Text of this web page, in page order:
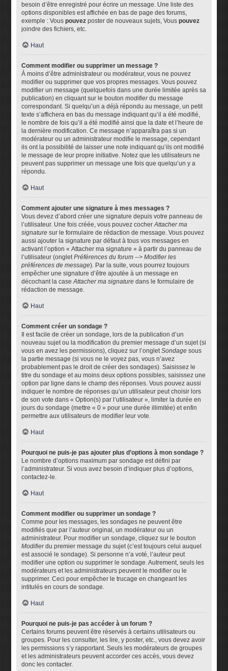
besoin d’être enregistré pour écrire un message. Une liste des
options disponibles est affichée en bas de page des forums,
exemple : Vouspouvez poster de nouveaux sujets, Vouspouvez
joindre des fichiers, etc.
Haut
Comment modifier ou supprimer un message ?
À moins d’être administrateur ou modérateur, vous ne pouvez
modifier ou supprimer que vos propres messages. Vous pouvez
modifier un message (quelquefois dans une durée limitée après sa
publication) en cliquant sur le boutonmodifierdu message
correspondant. Si quelqu’un a déjà répondu au message, un petit
texte s’affichera en bas du message indiquant qu’il a été modifié,
le nombre de fois qu’il a été modifié ainsi que la date et l’heure de
la dernière modification. Ce message n’apparaîtra pas si un
modérateur ou un administrateur modifie le message, cependant
ils ont la possibilité de laisser une note indiquant qu’ils ont modifié
le message de leur propre initiative. Notez que les utilisateurs ne
peuvent pas supprimer un message une fois que quelqu’un y a
répondu.
Haut
Comment ajouter une signature à mes messages ?
Vous devez d’abord créer une signature depuis votre panneau de
l’utilisateur. Une fois créée, vous pouvez cocherAttacher ma
signature sur le formulaire de rédaction de message. Vous pouvez
aussi ajouter la signature par défaut à tous vos messages en
activant l’option « Attacher ma signature » à partir du panneau de
l’utilisateur (ongletPréférences du forum --> Modifier les
préférences de message). Par la suite, vous pourrez toujours
empêcher une signature d’être ajoutée à un message en
décochant la caseAttacher ma signature dans le formulaire de
rédaction de message.
Haut
Comment créer un sondage ?
Il est facile de créer un sondage, lors de la publication d’un
nouveau sujet ou la modification du premier message d’un sujet (si
vous en avez les permissions), cliquez sur l’ongletSondage sous
la partie message (si vous ne le voyez pas, vous n’avez
probablement pas le droit de créer des sondages). Saisissez le
titre du sondage et au moins deux options possibles, saisissez une
option par ligne dans le champ des réponses. Vous pouvez aussi
indiquer le nombre de réponses qu’un utilisateur peut choisir lors
de son vote dans « Option(s) par l’utilisateur », limiter la durée en
jours du sondage (mettre « 0 » pour une durée illimitée) et enfin
permettre aux utilisateurs de modifier leur vote.
Haut
Pourquoi ne puis-je pas ajouter plus d’options à mon sondage ?
Le nombre d’options maximum par sondage est défini par
l’administrateur. Si vous avez besoin d’indiquer plus d’options,
contactez-le.
Haut
Comment modifier ou supprimer un sondage ?
Comme pour les messages, les sondages ne peuvent être
modifiés que par l’auteur original, un modérateur ou un
administrateur. Pour modifier un sondage, cliquez sur le bouton
Modifierdu premier message du sujet (c’est toujours celui auquel
est associé le sondage). Si personne n’a voté, l’auteur peut
modifier une option ou supprimer le sondage. Autrement, seuls les
modérateurs et les administrateurs peuvent le modifier ou le
supprimer. Ceci pour empêcher le trucage en changeant les
intitulés en cours de sondage.
Haut
Pourquoi ne puis-je pas accéder à un forum ?
Certains forums peuvent être réservés à certains utilisateurs ou
groupes. Pour les consulter, les lire, y poster, etc., vous devez avoir
les permissions s’y rapportant. Seuls les modérateurs de groupes
et les administrateurs peuvent accorder ces accès, vous devez
donc les contacter.